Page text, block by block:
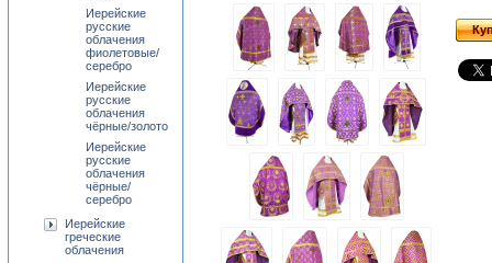
Иерейские
русские
облачения
фиолетовые/
серебро
Иерейские
русские
облачения
чёрные/золото
Иерейские
русские
облачения
чёрные/
серебро
Иерейские
греческие
облачения